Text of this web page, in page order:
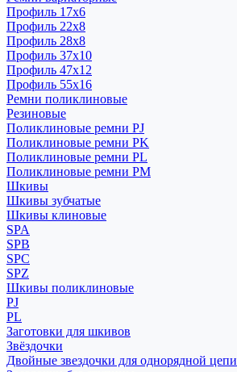
Профиль 17x6
Профиль 22x8
Профиль 28x8
Профиль 37x10
Профиль 47x12
Профиль 55x16
Ремни поликлиновые
Резиновые
Поликлиновые ремни PJ
Поликлиновые ремни PK
Поликлиновые ремни PL
Поликлиновые ремни PM
Шкивы
Шкивы зубчатые
Шкивы клиновые
SPA
SPB
SPC
SPZ
Шкивы поликлиновые
PJ
PL
Заготовки для шкивов
Звёздочки
Двойные звездочки для однорядной цепи